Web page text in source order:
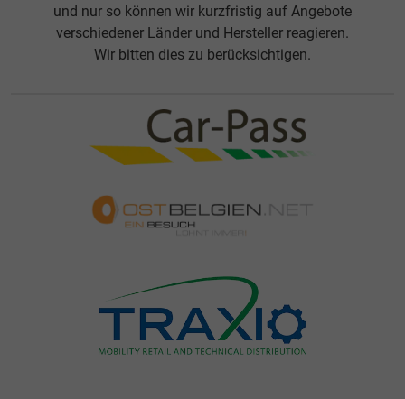
und nur so können wir kurzfristig auf Angebote
verschiedener Länder und Hersteller reagieren.
Wir bitten dies zu berücksichtigen.